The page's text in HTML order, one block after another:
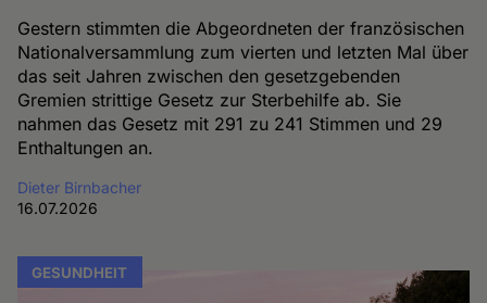
Gestern stimmten die Abgeordneten der französischen
Nationalversammlung zum vierten und letzten Mal über
das seit Jahren zwischen den gesetzgebenden
Gremien strittige Gesetz zur Sterbehilfe ab. Sie
nahmen das Gesetz mit 291 zu 241 Stimmen und 29
Enthaltungen an.
Dieter Birnbacher
16.07.2026
GESUNDHEIT